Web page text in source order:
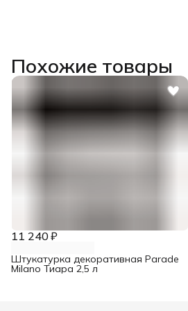
Похожие товары
11 240 ₽
Штукатурка декоративная Parade
Milano Тиара 2,5 л